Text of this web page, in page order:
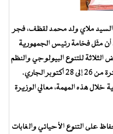
السيد ملاي ولد محمد لقظف، فجر
أن مثّل فخامة رئيس الجمهورية
للتنوع البيولوجي والنظم
الجاري.
خلال هذه المهمة، معالي الوزيرة
على التنوع الأحيائي والغابات